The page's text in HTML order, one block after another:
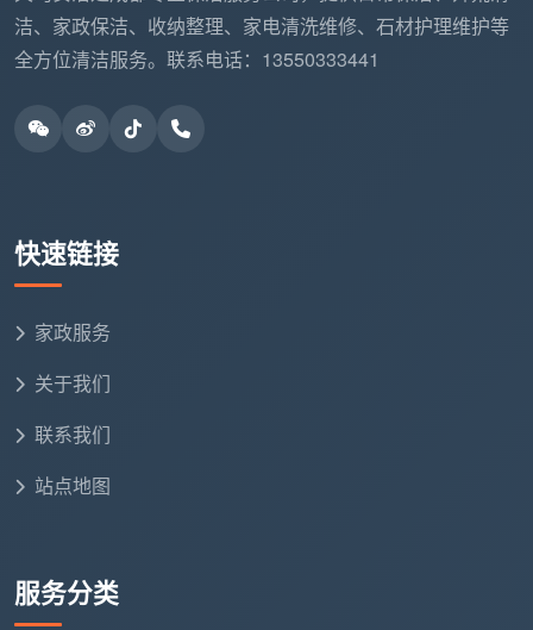
问“成都开荒保洁公司哪家好”，比的不是谁报价
低，而是同样的“开荒”二字背后，谁真正把该做的都做
是我们每一单都写入合同、逐项验收的交付内容：
全屋开关插座面板边缘腻子清理，筒灯射灯表面擦拭
厨房吊柜地柜内外及抽屉全拆吸尘擦拭，台面漆点胶
亮，马桶内外消毒，地漏清掏
印去除
洁、家政保洁、收纳整理、家电清洗维修、石材护理维护等
全方位清洁服务。联系电话：13550333441
快速链接
家政服务
关于我们
联系我们
站点地图
服务分类